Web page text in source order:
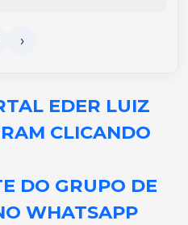
EDER LUIZ
CLICANDO
DO GRUPO DE
WHATSAPP